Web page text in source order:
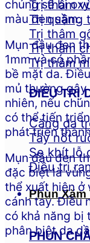
Trị thâm
Trị quầng
Trị thâm
Trị thâm
Trị thâm
ĐIỀU TRỊ
Căng da
Tẩy nốt
Se khít lỗ
Điều trị
Phun Xăm
PHUN
chúng sẽ bị
màu đen sậm.
Mụn đầu đen
1mm và có
bề mặt da.
mủ thường
nhiên, nếu
có thể tiến
phát triển
Mụn đầu đen
đặc biệt là
thể xuất hiện ở
cánh tay. Điều
có khả năng bị
phân biệt da